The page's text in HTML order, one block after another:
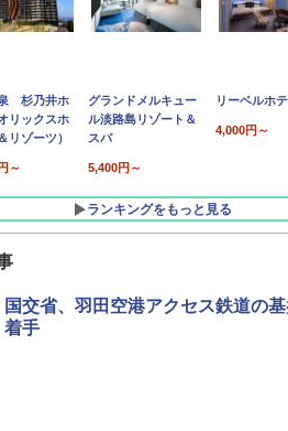
杉乃井ホ
リックスホ
リゾーツ）
～
グランドメルキュー
ル淡路島リゾート＆
スパ
5,400円～
リーベルホ
4,000円～
ランキングをもっと見る
国交省、羽田空港アクセス鉄道の
着手